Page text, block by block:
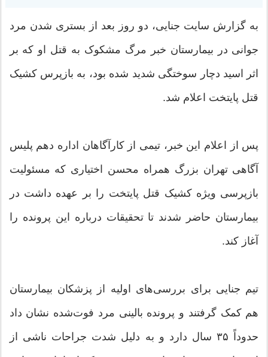
به گزارش سایت جنایی، دو روز بعد از بستری شدن مرد
جوانی در بیمارستان خبر مرگ مشکوک به قتل او که بر
اثر اسید دچار سوختگی شدید شده بود، به بازپرس کشیک
قتل پایتخت اعلام شد.
پس از اعلام این خبر، تیمی از کارآگاهان اداره دهم پلیس
آگاهی تهران بزرگ همراه محسن اختیاری که مسئولیت
بازپرسی ویژه کشیک قتل پایتخت را بر عهده داشت در
بیمارستان حاضر شدند تا تحقیقات درباره این پرونده را
آغاز کند.
تیم جنایی برای بررسی‌های اولیه از پزشکان بیمارستان
هم کمک گرفتند و پرونده بالینی مرد فوت‌شده نشان داد
حدوداً ۳۵ سال دارد و به دلیل شدت جراحات ناشی از